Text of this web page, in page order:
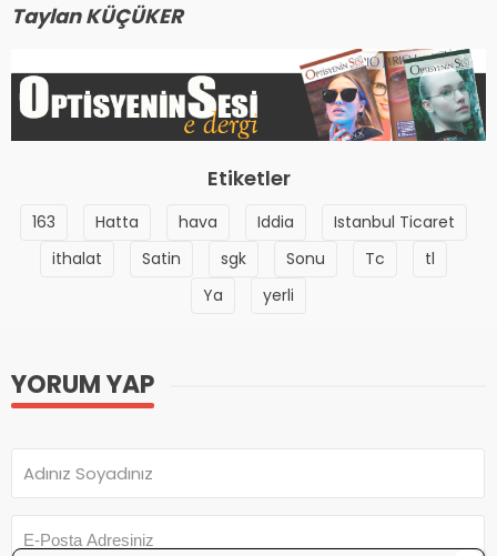
Taylan KÜÇÜKER
Etiketler
163 Hatta hava Iddia
Istanbul Ticaret
ithalat
Satin sgk Sonu Tc
tl
Ya
yerli
YORUM YAP